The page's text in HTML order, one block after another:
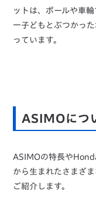
ットは、ボールや車
一子どもとぶつかっ
っています。
ASIMOにつ
ASIMOの特長や
から生まれたさまざ
ご紹介します。